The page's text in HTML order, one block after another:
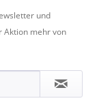
und
Aktion mehr von